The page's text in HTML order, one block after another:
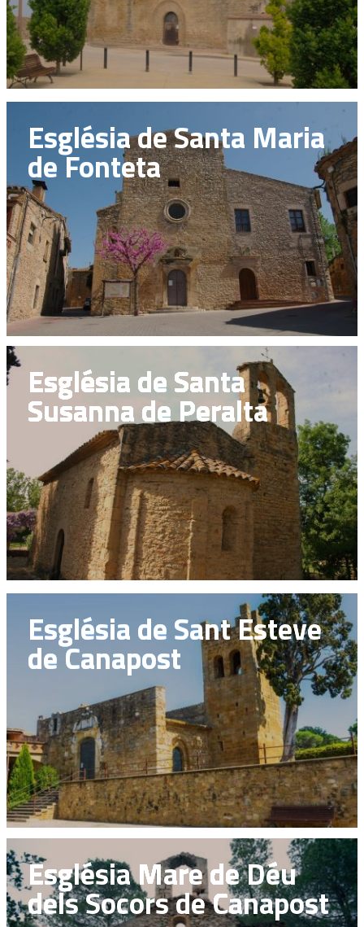
Església de Santa Maria
de Fonteta
Església de Santa
Susanna de Peralta
Església de Sant Esteve
de Canapost
Església Mare de Déu
dels Socors de Canapost